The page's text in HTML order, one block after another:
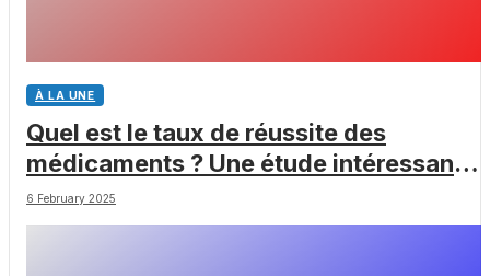
À LA UNE
Quel est le taux de réussite des
médicaments ? Une étude intéressante
chez les Big Pharmas
6 February 2025